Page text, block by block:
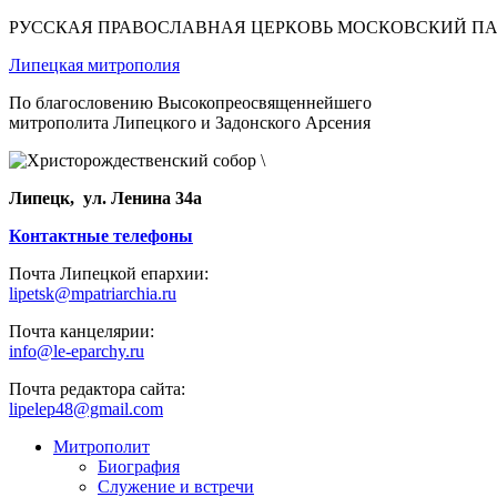
РУССКАЯ ПРАВОСЛАВНАЯ ЦЕРКОВЬ МОСКОВСКИЙ
Липецкая митрополия
По благословению Высокопреосвященнейшего
митрополита Липецкого и Задонского Арсения
Липецк, ул. Ленина 34а
Контактные телефоны
Почта Липецкой епархии:
lipetsk@mpatriarchia.ru
Почта канцелярии:
info@le-eparchy.ru
Почта редактора сайта:
lipelep48@gmail.com
Митрополит
Биография
Служение и встречи